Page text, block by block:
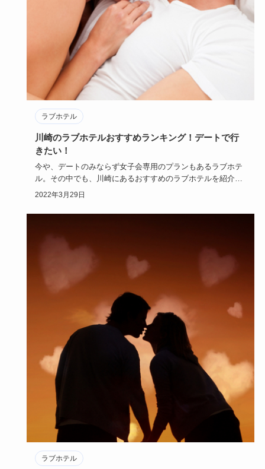
ラブホテル
川崎のラブホテルおすすめランキング！デートで行
きたい！
今や、デートのみならず女子会専用のプランもあるラブホテ
ル。その中でも、川崎にあるおすすめのラブホテルを紹介し
たいと思います…
2022年3月29日
ラブホテル